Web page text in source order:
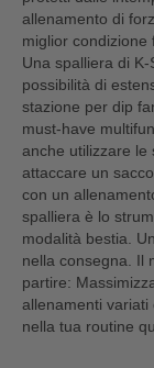
allenamento di
miglior condizione
Una spalliera di
possibilità di
stazione per dip
must-have
anche utilizzare le
attaccare un
con un
spalliera è lo
modalità bestia.
nella consegna. Il
partire:
allenamenti variati
nella tua routine